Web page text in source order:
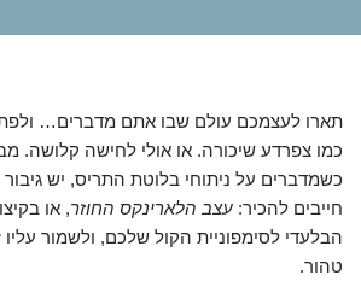
תארו לעצמכם עולם שבו אתם מדברים…
כמו צפרדע שיכורה. או אולי לחישה קלושה.
כשמדברים על ניתוחי בלוטת התריס, יש
חייבים להכיר: עצב הלארינקס החוזר
הבלעדי לסימפוניית הקול שלכם, ולשמור
טהור.